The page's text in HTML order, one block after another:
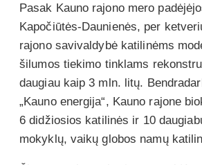
Pasak Kauno rajono mero
Kapočiūtės-Daunienės, per
rajono savivaldybė katilinėms
šilumos tiekimo tinklams
daugiau kaip 3 mln. litų.
„Kauno energija“, Kauno rajone
6 didžiosios katilinės ir 10
mokyklų, vaikų globos namų